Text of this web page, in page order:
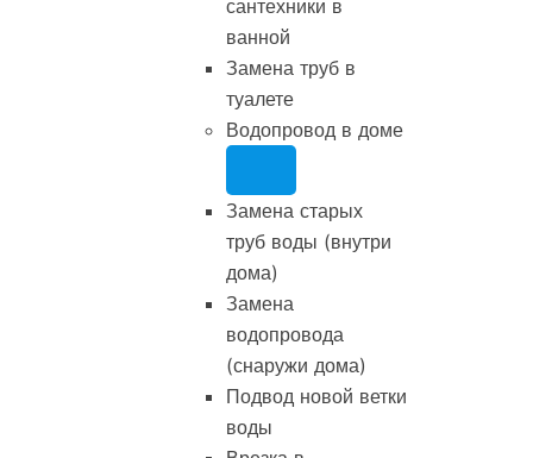
сантехники в
ванной
Замена труб в
туалете
Водопровод в доме
Замена старых
труб воды (внутри
дома)
Замена
водопровода
(снаружи дома)
Подвод новой ветки
воды